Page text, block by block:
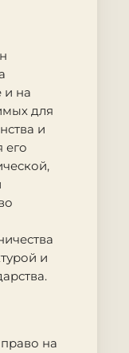
и на
для
и
его
и
на